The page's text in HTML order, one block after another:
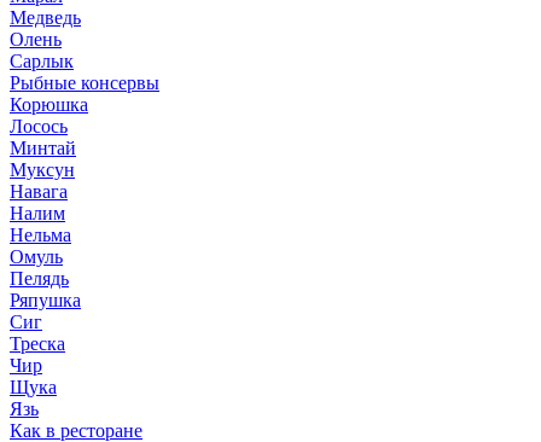
Медведь
Олень
Сарлык
Рыбные консервы
Корюшка
Лосось
Минтай
Муксун
Навага
Налим
Нельма
Омуль
Пелядь
Ряпушка
Сиг
Треска
Чир
Щука
Язь
Как в ресторане